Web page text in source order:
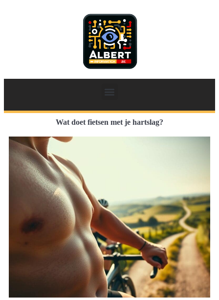
Wat doet fietsen met je hartslag?